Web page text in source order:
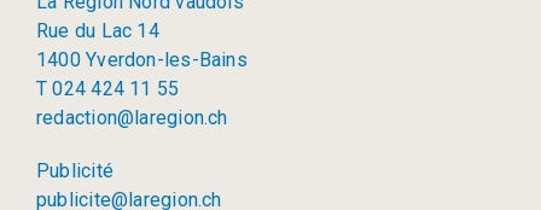
Rue du Lac 14
1400 Yverdon-les-Bains
T 024 424 11 55
redaction@laregion.ch
Publicité
publicite@laregion.ch